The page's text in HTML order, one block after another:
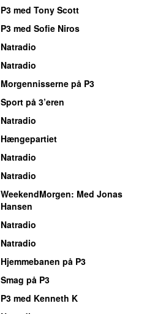
P3 med Tony Scott
P3 med Sofie Niros
Natradio
Natradio
Morgennisserne på P3
Sport på 3’eren
Natradio
Hængepartiet
Natradio
Natradio
WeekendMorgen: Med Jonas
Hansen
Natradio
Natradio
Hjemmebanen på P3
Smag på P3
P3 med Kenneth K